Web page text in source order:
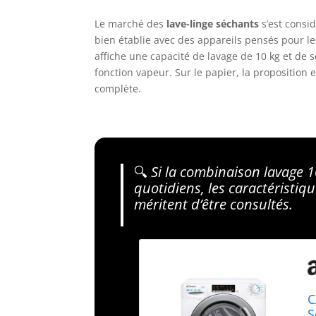
Le marché des lave-linge séchants s’est
bien établie avec des appareils pensés pour
affiche une capacité de lavage de 10 kg et de
fonction vapeur. Sur le papier, la proposition
complète.
🔍 Si la combinaison lavage
quotidiens, les
méritent d’être consultés.